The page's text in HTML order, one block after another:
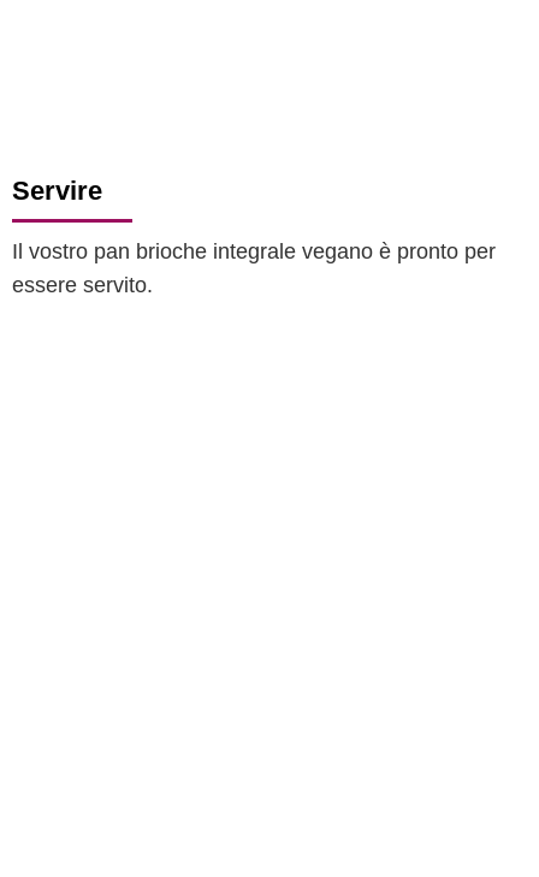
Servire
Il vostro pan brioche integrale vegano è pronto per
essere servito.